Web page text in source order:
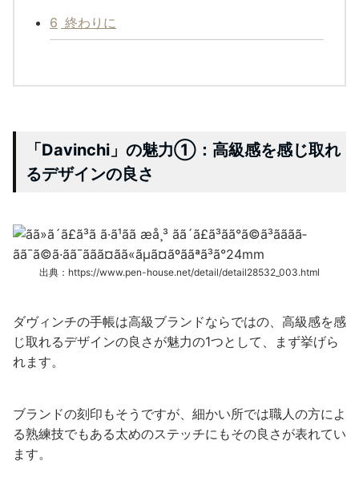
6 終わりに
「Davinchi」の魅力①：高級感を感じ取れ
るデザインの良さ
出典：https://www.pen-house.net/detail/detail28532_003.html
ダヴィンチの手帳は高級ブランドならではの、高級感を感
じ取れるデザインの良さが魅力の1つとして、まず挙げら
れます。
ブランドの刻印もそうですが、細かい所では職人の方によ
る熟練技でもある太めのステッチにもその良さが表れてい
ます。